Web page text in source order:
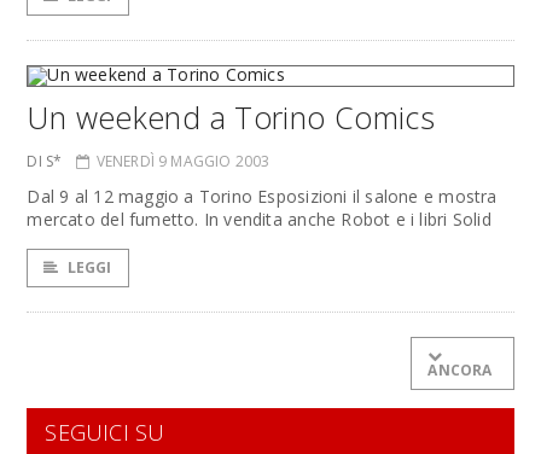
Un weekend a Torino Comics
DI S* VENERDÌ 9 MAGGIO 2003
Dal 9 al 12 maggio a Torino Esposizioni il salone e mostra
mercato del fumetto. In vendita anche Robot e i libri Solid
LEGGI
ANCORA
SEGUICI SU